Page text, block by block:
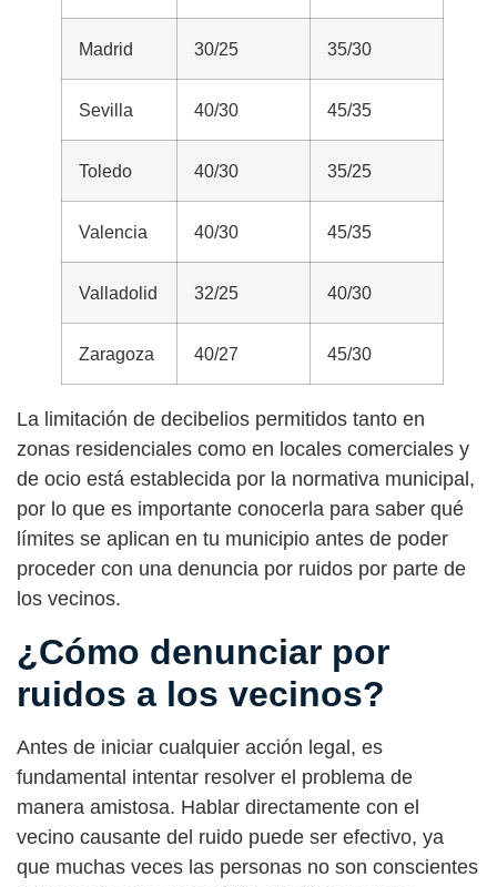
Madrid 30/25 35/30
Sevilla 40/30 45/35
Toledo 40/30 35/25
Valencia 40/30 45/35
Valladolid 32/25 40/30
Zaragoza 40/27 45/30
La limitación de decibelios permitidos tanto en
zonas residenciales como en locales comerciales y
de ocio está establecida por la normativa municipal,
por lo que es importante conocerla para saber qué
límites se aplican en tu municipio antes de poder
proceder con una denuncia por ruidos por parte de
los vecinos.
¿Cómo denunciar por
ruidos a los vecinos?
Antes de iniciar cualquier acción legal, es
fundamental intentar resolver el problema de
manera amistosa. Hablar directamente con el
vecino causante del ruido puede ser efectivo, ya
que muchas veces las personas no son conscientes